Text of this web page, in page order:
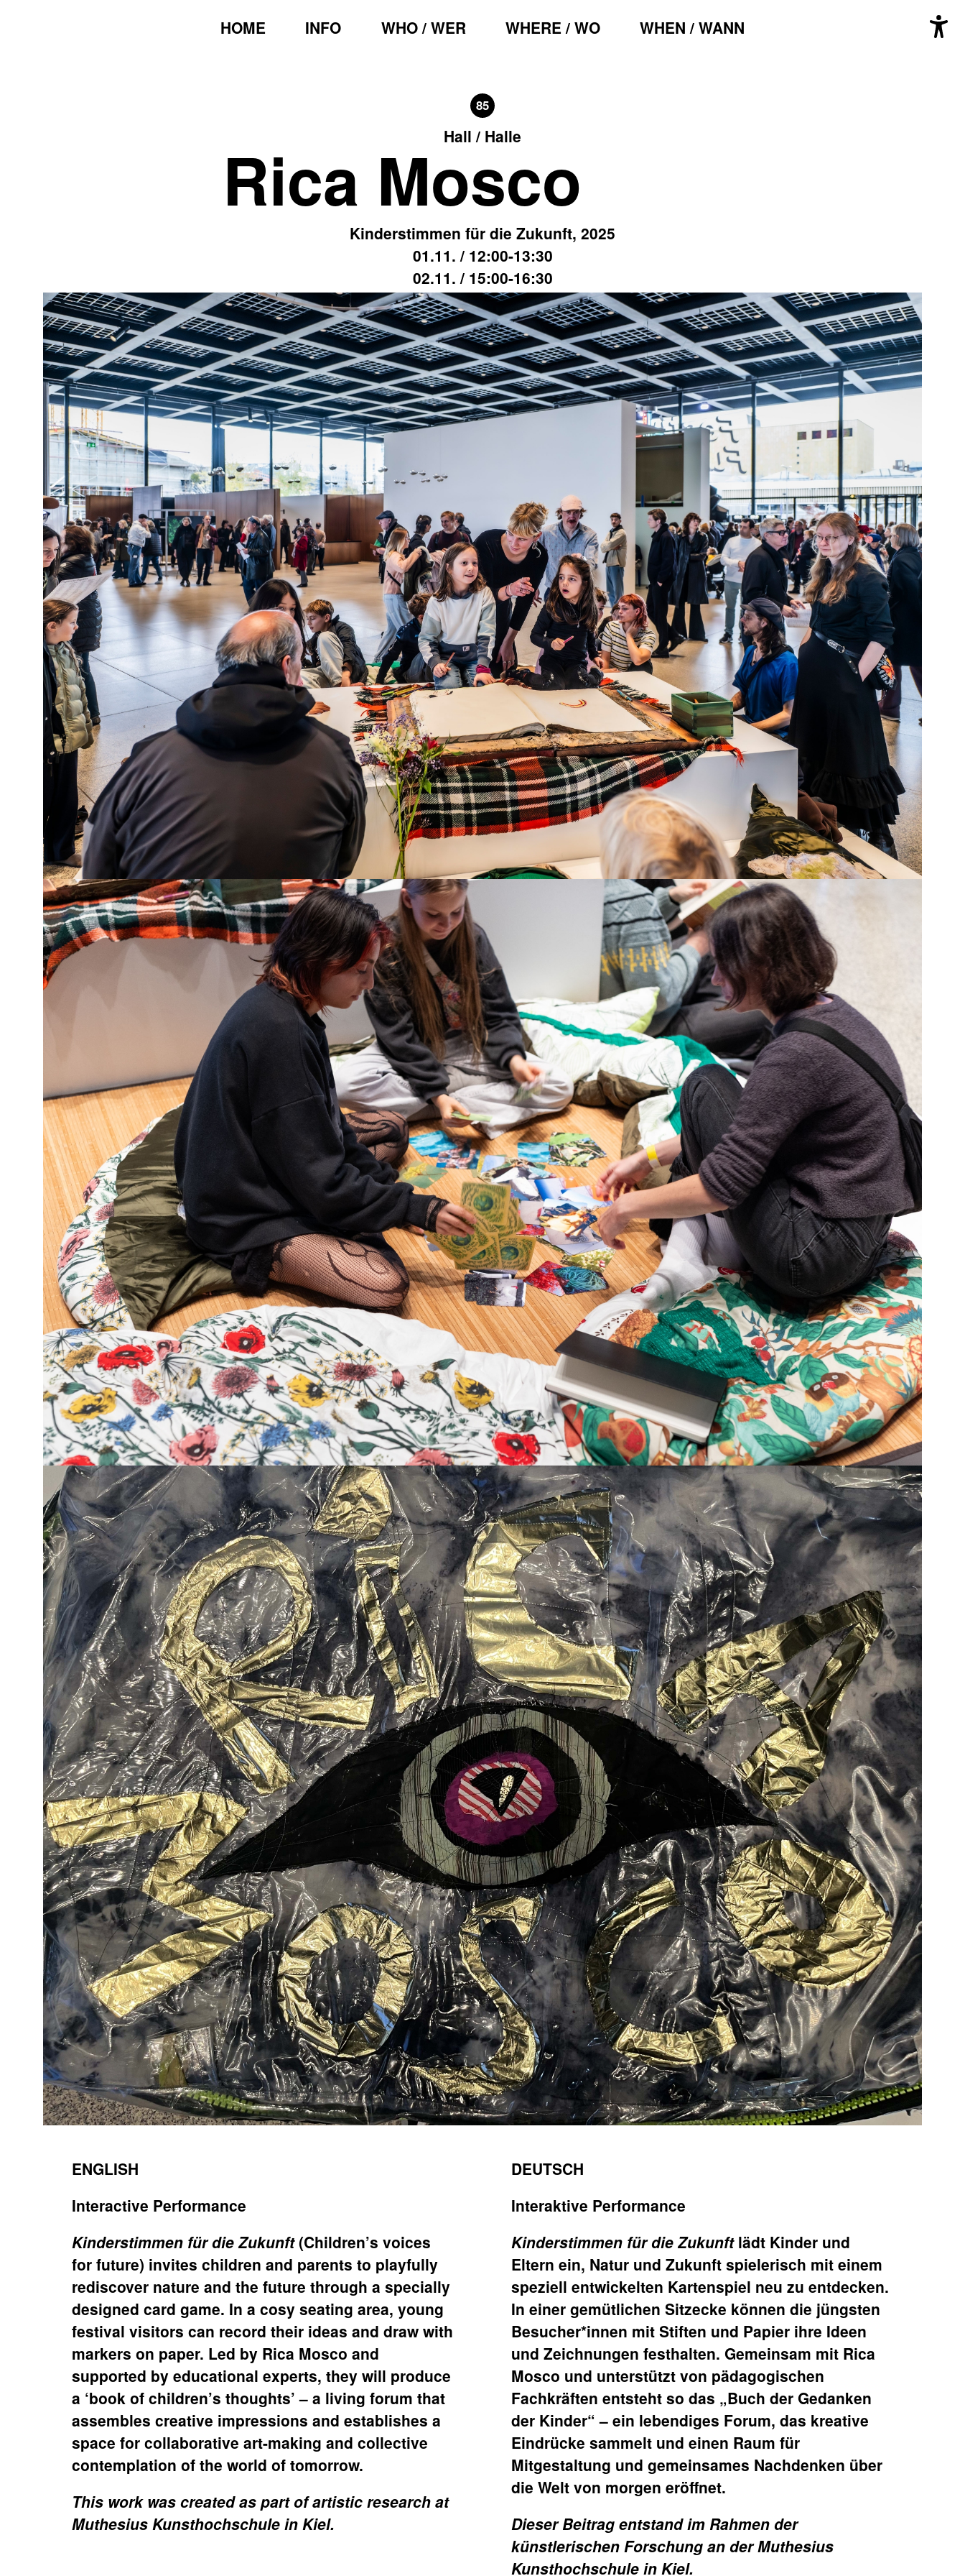
HOME INFO WHO / WER WHERE / WO WHEN / WANN
85
Hall / Halle
Rica Mosco
Kinderstimmen für die Zukunft, 2025
01.11. / 12:00-13:30
02.11. / 15:00-16:30
ENGLISH
Interactive Performance
Kinderstimmen für die Zukunft(Children’s voices
for future) invites children and parents to playfully
rediscover nature and the future through a specially
designed card game. In a cosy seating area, young
festival visitors can record their ideas and draw with
markers on paper. Led by Rica Mosco and
supported by educational experts, they will produce
a ‘book of children’s thoughts’ – a living forum that
assembles creative impressions and establishes a
space for collaborative art-making and collective
contemplation of the world of tomorrow.
This work was created as part of artistic research at
Muthesius Kunsthochschule in Kiel.
DEUTSCH
Interaktive Performance
Kinderstimmen für die Zukunftlädt Kinder und
Eltern ein, Natur und Zukunft spielerisch mit einem
speziell entwickelten Kartenspiel neu zu entdecken.
In einer gemütlichen Sitzecke können die jüngsten
Besucher*innen mit Stiften und Papier ihre Ideen
und Zeichnungen festhalten. Gemeinsam mit Rica
Mosco und unterstützt von pädagogischen
Fachkräften entsteht so das „Buch der Gedanken
der Kinder“ – ein lebendiges Forum, das kreative
Eindrücke sammelt und einen Raum für
Mitgestaltung und gemeinsames Nachdenken über
die Welt von morgen eröffnet.
Dieser Beitrag entstand im Rahmen der
künstlerischen Forschung an der Muthesius
Kunsthochschule in Kiel.